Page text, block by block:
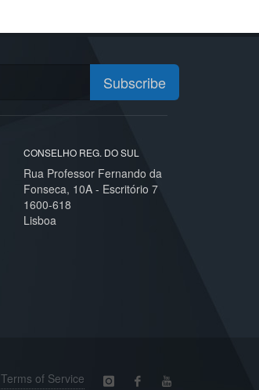
Subscribe
CONSELHO REG. DO SUL
Rua Professor Fernando da
Fonseca, 10A - Escritório 7
1600-618
Lisboa
Terms of Service